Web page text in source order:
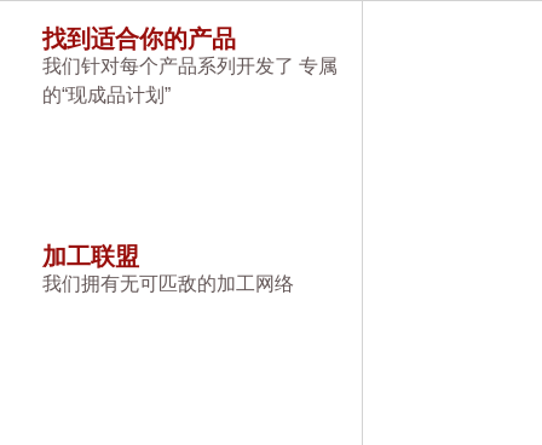
找到适合你的产品
我们针对每个产品系列开发了 专属
的“现成品计划”
加工联盟
我们拥有无可匹敌的加工网络